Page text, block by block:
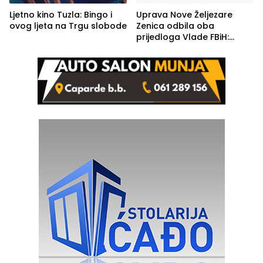
Ljetno kino Tuzla: Bingo i
ovog ljeta na Trgu slobode
Uprava Nove Željezare
Zenica odbila oba
prijedloga Vlade FBiH:
rješenje